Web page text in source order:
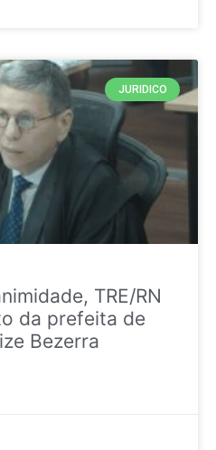
JURIDICO
TRE/RN
da prefeita de
Bezerra